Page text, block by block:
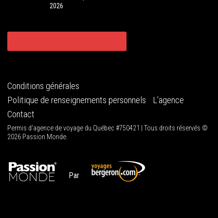
2026
Conditions générales
Politique de renseignements personnels
L’agence
Contact
Permis d'agence de voyage du Québec #750421 | Tous droits réservés ©
2026 Passion Monde.
Par